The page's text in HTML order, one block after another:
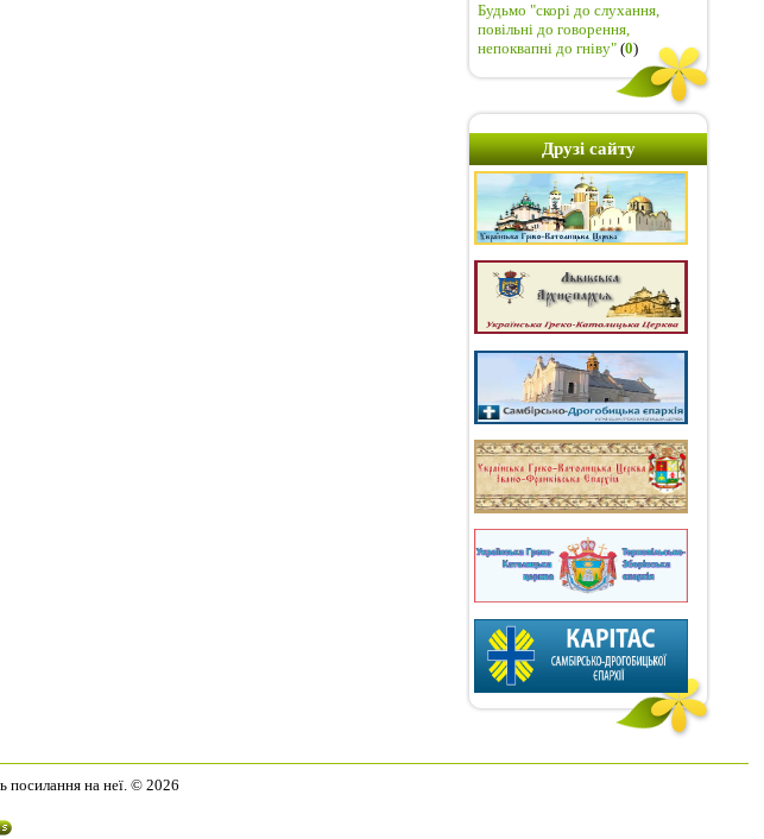
Будьмо "скорі до слухання,
повільні до говорення,
непоквапні до гніву" (0)
Друзі сайту
посилання на неї. © 2026